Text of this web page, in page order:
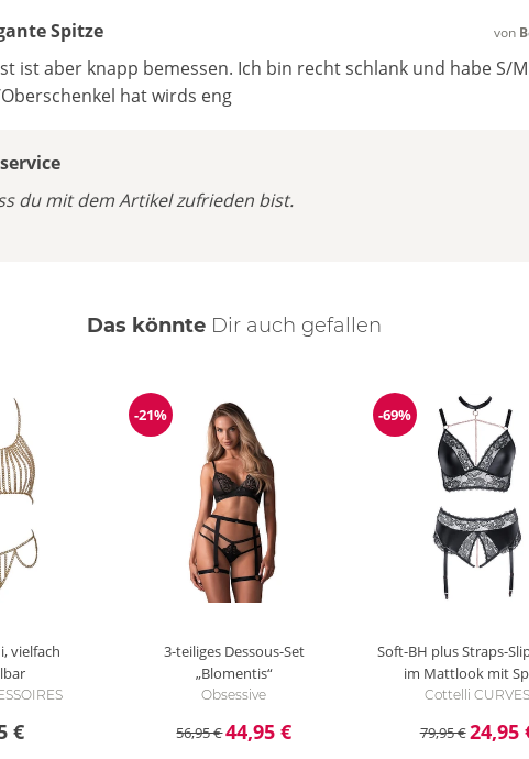
Spitze von
ist aber knapp bemessen. Ich bin recht schlank und habe S/
hat wirds eng
du mit dem Artikel zufrieden bist.
Das könnte Dir auch gefallen
vielfach
€
Reduzierung
-21%
3-teiliges Dessous-Set
„Blomentis“
Obsessive
56,95 €44,95 €
Reduzierung
-69%
Soft-BH plus Straps-
im Mattlook mit
Cottelli CURVES
79,95 €24,95